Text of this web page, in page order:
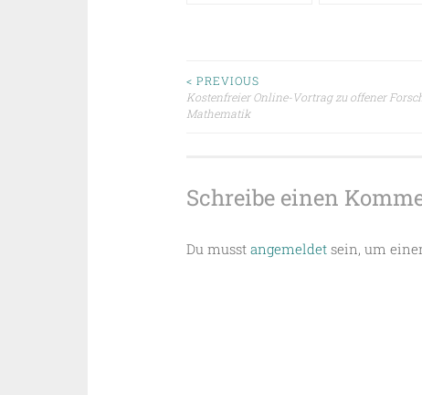
< PREVIOUS
Kostenfreier Online-Vortrag zu offener
Mathematik
Schreibe einen
Du musst angemeldetsein, um